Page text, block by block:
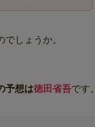
しょうか。
予想は徳田省吾です。